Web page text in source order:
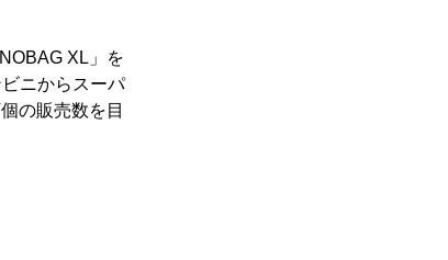
XL」を
ニからスーパ
の販売数を目